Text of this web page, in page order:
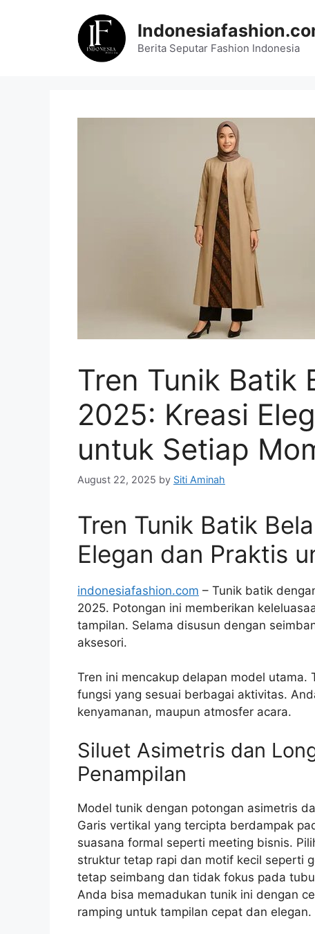
Berita Seputar Fashion Indonesia
Tren Tunik Batik
2025: Kreasi
untuk Setiap
August 22, 2025 by Siti Aminah
Tren Tunik Batik
Elegan dan Praktis
indonesiafashion.com – Tunik batik
2025. Potongan ini memberikan
tampilan. Selama disusun dengan
aksesori.
Tren ini mencakup delapan model
fungsi yang sesuai berbagai aktivitas.
kenyamanan, maupun atmosfer acara.
Siluet Asimetris dan
Penampilan
Model tunik dengan potongan asimetris
Garis vertikal yang tercipta berdampak
suasana formal seperti meeting bisnis.
struktur tetap rapi dan motif kecil seperti
tetap seimbang dan tidak fokus pada
Anda bisa memadukan tunik ini dengan
ramping untuk tampilan cepat dan elegan.